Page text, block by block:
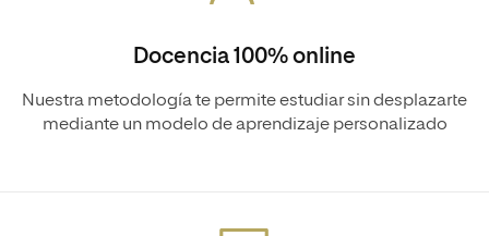
Docencia 100% online
Nuestra metodología te permite estudiar sin desplazarte
mediante un modelo de aprendizaje personalizado